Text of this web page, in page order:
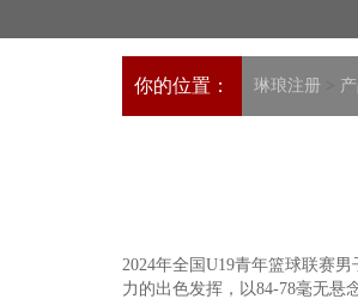
你的位置： 琳琅注册 >
2024年全国U19青年篮球联赛
力的出色发挥，以84-78毫无悬